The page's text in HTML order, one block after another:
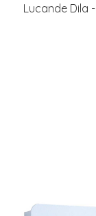
Lucande Dila